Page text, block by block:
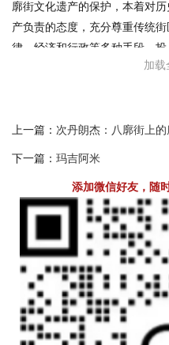
廓街文化遗产的保护，本着对
产负责的态度，充分尊重传统
律、经济和行政等多种手段，
廓街得到有效的保护和发展。
有的风貌，典型的藏族建筑和
对旅游者来说，这片神奇的土
以领略藏族风情，买到各种新
人民生活。改建后的八廓街，
力。改建后的房子用上了水泥
多，即使遇见2008年10月6日当
边的建筑仍完好无损。
如今的八廓街，居住着藏、
密布，处处街巷通幽，经声连
多独具民族特色和地域风情的
加载
上一篇： 次丹朗杰：八廓街上的
下一篇： 玛吉阿米
添加微信好友，随